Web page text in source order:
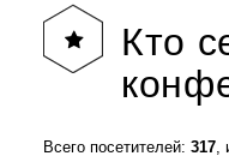
Кто
Всего посетителей:317